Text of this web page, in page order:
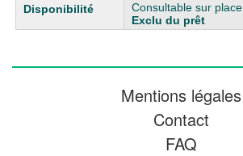
Consultable sur place
Exclu du prêt
Mentions légales
Contact
FAQ